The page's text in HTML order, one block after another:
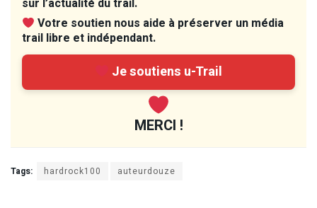
sur l’actualité du trail.
Votre soutien nous aide à préserver un média
trail libre et indépendant.
Je soutiens u-Trail
MERCI !
Tags: hardrock100 auteurdouze